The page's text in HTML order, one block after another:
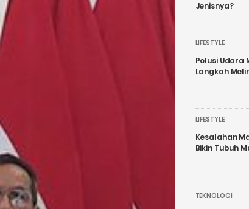
Jenisnya?
LIFESTYLE
Polusi Udara
Langkah
LIFESTYLE
Kesalahan
Bikin Tubuh
TEKNOLOGI